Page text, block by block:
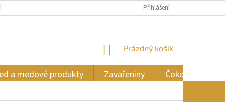
ÚDAJŮ Přihlášení
NÁKUPNÍ
Prázdný košík
a medové produkty Zavařeniny Čokoláda